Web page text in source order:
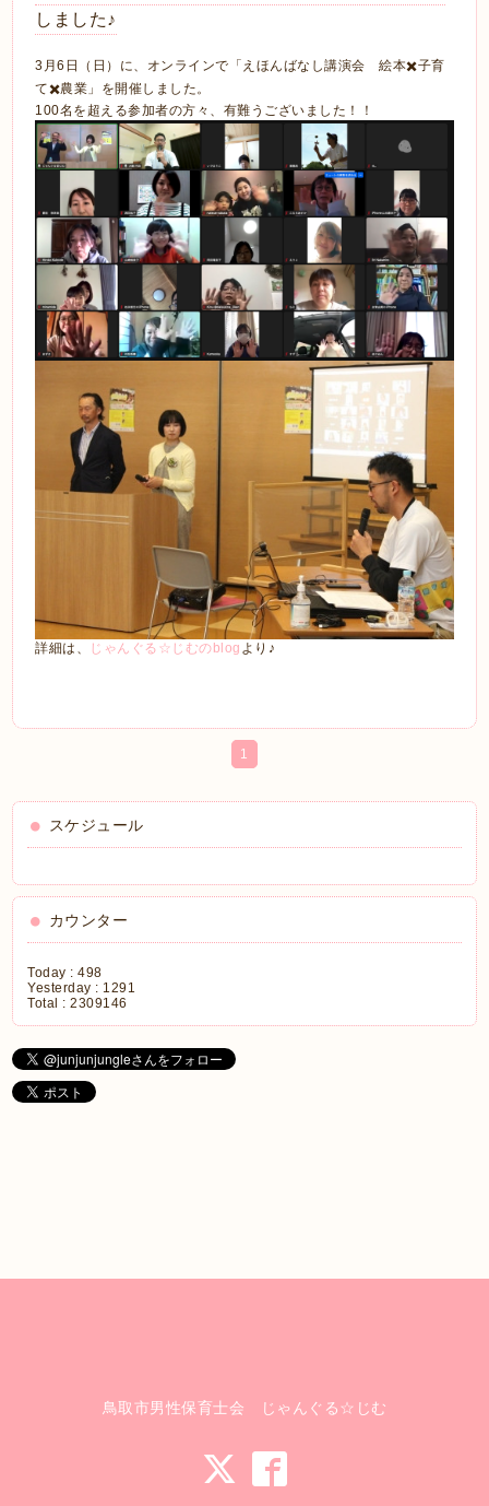
しました♪
3月6日（日）に、オンラインで「えほんばなし講演会 絵本✖️子育
て✖️農業」を開催しました。
100名を超える参加者の方々、有難うございました！！
詳細は、 じゃんぐる☆じむのblog より♪
1
スケジュール
カウンター
Today :498
Yesterday : 1291
Total :2309146
鳥取市男性保育士会 じゃんぐる☆じむ